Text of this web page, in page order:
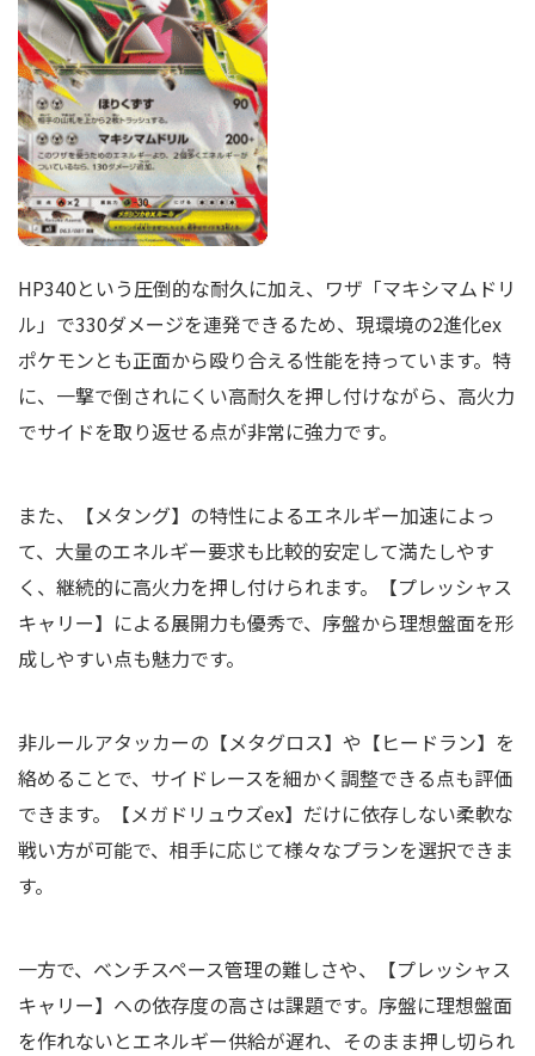
HP340という圧倒的な耐久に加え、ワザ「マキシマムドリ
ル」で330ダメージを連発できるため、現環境の2進化ex
ポケモンとも正面から殴り合える性能を持っています。特
に、一撃で倒されにくい高耐久を押し付けながら、高火力
でサイドを取り返せる点が非常に強力です。
また、【メタング】の特性によるエネルギー加速によっ
て、大量のエネルギー要求も比較的安定して満たしやす
く、継続的に高火力を押し付けられます。【プレッシャス
キャリー】による展開力も優秀で、序盤から理想盤面を形
成しやすい点も魅力です。
非ルールアタッカーの【メタグロス】や【ヒードラン】を
絡めることで、サイドレースを細かく調整できる点も評価
できます。【メガドリュウズex】だけに依存しない柔軟な
戦い方が可能で、相手に応じて様々なプランを選択できま
す。
一方で、ベンチスペース管理の難しさや、【プレッシャス
キャリー】への依存度の高さは課題です。序盤に理想盤面
を作れないとエネルギー供給が遅れ、そのまま押し切られ